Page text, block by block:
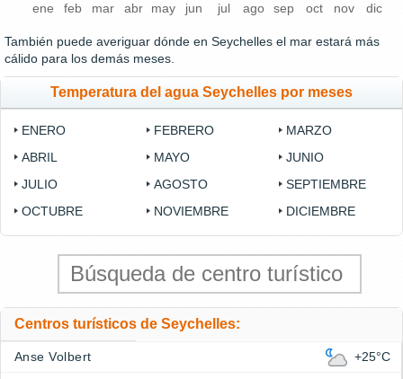
ene feb mar abr may jun jul ago sep oct nov dic
También puede averiguar dónde en Seychelles el mar estará más
cálido para los demás meses.
Temperatura del agua Seychelles por meses
ENERO FEBRERO
MARZO
ABRIL
MAYO
JUNIO
JULIO
AGOSTO
SEPTIEMBRE
OCTUBRE
NOVIEMBRE DICIEMBRE
Centros turísticos de Seychelles:
Anse Volbert +25°C